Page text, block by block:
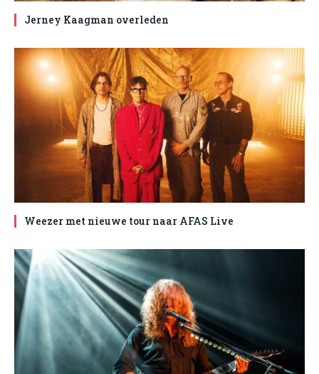
Jerney Kaagman overleden
Weezer met nieuwe tour naar AFAS Live